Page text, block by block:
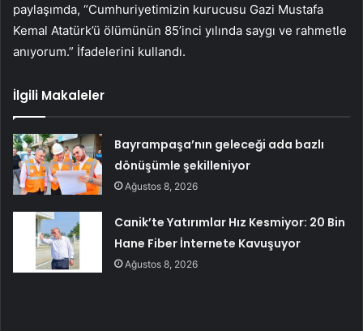
paylaşımda, “Cumhuriyetimizin kurucusu Gazi Mustafa
Kemal Atatürk’ü ölümünün 85’inci yılında saygı ve rahmetle
anıyorum.” İfadelerini kullandı.
İlgili Makaleler
Bayrampaşa’nın geleceği ada bazlı
dönüşümle şekilleniyor
Ağustos 8, 2026
Canik’te Yatırımlar Hız Kesmiyor: 20 Bin
Hane Fiber İnternete Kavuşuyor
Ağustos 8, 2026